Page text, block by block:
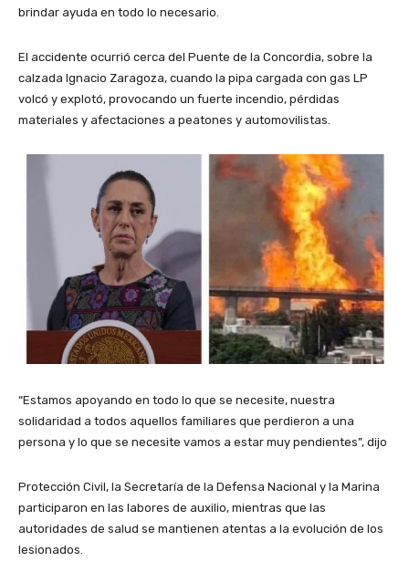
brindar ayuda en todo lo necesario.
El accidente ocurrió cerca del Puente de la Concordia, sobre la
calzada Ignacio Zaragoza, cuando la pipa cargada con gas LP
volcó y explotó, provocando un fuerte incendio, pérdidas
materiales y afectaciones a peatones y automovilistas.
“Estamos apoyando en todo lo que se necesite, nuestra
solidaridad a todos aquellos familiares que perdieron a una
persona y lo que se necesite vamos a estar muy pendientes”, dijo
Protección Civil, la Secretaría de la Defensa Nacional y la Marina
participaron en las labores de auxilio, mientras que las
autoridades de salud se mantienen atentas a la evolución de los
lesionados.